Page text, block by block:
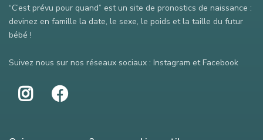
“C’est prévu pour quand” est un site de pronostics de naissance :
devinez en famille la date, le sexe, le poids et la taille du futur
bébé !
Suivez nous sur nos réseaux sociaux : Instagram et Facebook